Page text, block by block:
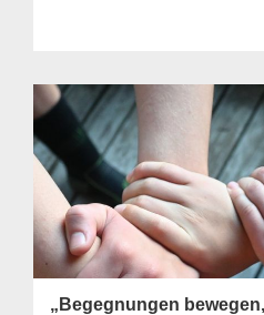
„Begegnungen